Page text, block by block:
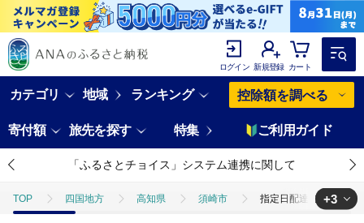
ログイン 新規登録 カート
カテゴリ 地域 ランキング 控除額を調べる
寄付額 旅先を探す 特集 ご利用ガイド
「ふるさとチョイス」システム連携に関して
TOP 四国地方 高知県 須崎市 指定日配達 胡蝶蘭 7本
+3